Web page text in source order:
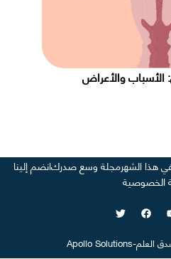
الأسباب والأعراض
هذا الشهرمجلة وسع صدركانضم إلينا
الخصوصية
العلم-
Apollo Solutions